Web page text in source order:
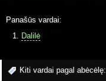
Panašūs vardai:
Dalilė
Kiti vardai pagal abėcėlę: